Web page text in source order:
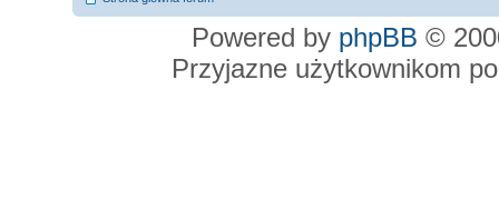
Powered by phpBB ©
Przyjazne użytkownikom